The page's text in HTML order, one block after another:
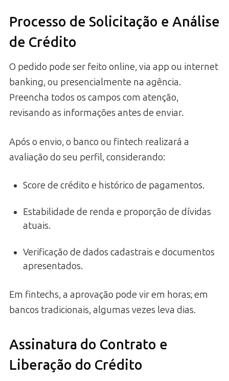
Processo de Solicitação e Análise
de Crédito
O pedido pode ser feito online, via app ou internet
banking, ou presencialmente na agência.
Preencha todos os campos com atenção,
revisando as informações antes de enviar.
Após o envio, o banco ou fintech realizará a
avaliação do seu perfil, considerando:
Score de crédito e histórico de pagamentos.
Estabilidade de renda e proporção de dívidas
atuais.
Verificação de dados cadastrais e documentos
apresentados.
Em fintechs, a aprovação pode vir em horas; em
bancos tradicionais, algumas vezes leva dias.
Assinatura do Contrato e
Liberação do Crédito